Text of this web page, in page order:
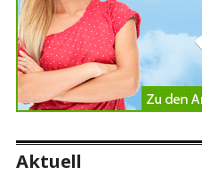
Aktuell